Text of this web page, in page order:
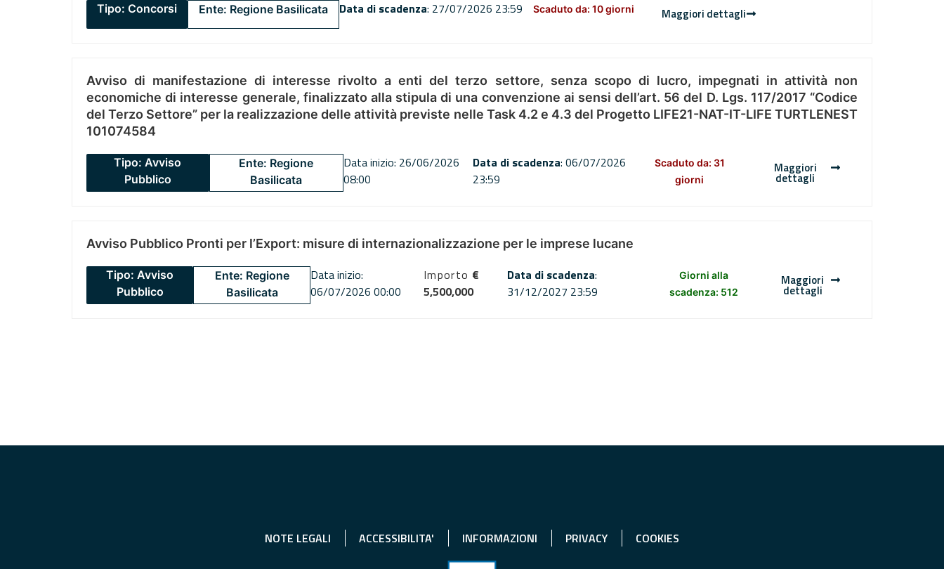
Tipo: Concorsi Ente: Regione Basilicata Data di scadenza: 27/07/2026 23:59 Scaduto da: 10 giorni Maggiori dettagli
Avviso di manifestazione di interesse rivolto a enti del terzo settore, senza scopo di lucro, impegnati in attività non
economiche di interesse generale, finalizzato alla stipula di una convenzione ai sensi dell’art. 56 del D. Lgs. 117/2017 “Codice
del Terzo Settore” per la realizzazione delle attività previste nelle Task 4.2 e 4.3 del Progetto LIFE21-NAT-IT-LIFE TURTLENEST
101074584
Tipo: Avviso
Pubblico
Ente: Regione
Basilicata
Data inizio: 26/06/2026
08:00
Data di scadenza: 06/07/2026
23:59
Scaduto da: 31
giorni
Maggiori
dettagli
Avviso Pubblico Pronti per l’Export: misure di internazionalizzazione per le imprese lucane
Tipo: Avviso
Pubblico
Ente: Regione
Basilicata
Data inizio:
06/07/2026 00:00
Importo €
5,500,000
Data di scadenza:
31/12/2027 23:59
Giorni alla
scadenza: 512
Maggiori
dettagli
NOTE LEGALI ACCESSIBILITA' INFORMAZIONI PRIVACY COOKIES